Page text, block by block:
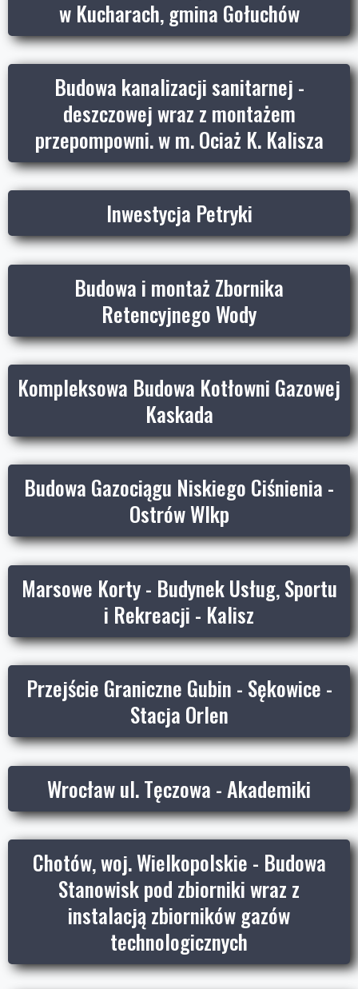
w Kucharach, gmina Gołuchów
Budowa kanalizacji sanitarnej -
deszczowej wraz z montażem
przepompowni. w m. Ociaż K. Kalisza
Inwestycja Petryki
Budowa i montaż Zbornika
Retencyjnego Wody
Kompleksowa Budowa Kotłowni Gazowej
Kaskada
Budowa Gazociągu Niskiego Ciśnienia -
Ostrów Wlkp
Marsowe Korty - Budynek Usług, Sportu
i Rekreacji - Kalisz
Przejście Graniczne Gubin - Sękowice -
Stacja Orlen
Wrocław ul. Tęczowa - Akademiki
Chotów, woj. Wielkopolskie - Budowa
Stanowisk pod zbiorniki wraz z
instalacją zbiorników gazów
technologicznych